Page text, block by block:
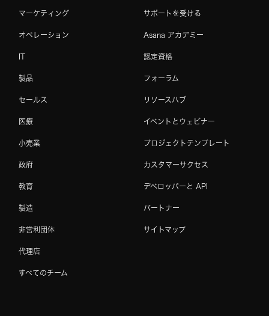
マーケティング
オペレーション
製品
セールス
医療
小売業
政府
教育
製造
非営利団体
代理店
すべてのチーム
サポートを受ける
Asana アカデミー
認定資格
フォーラム
リソースハブ
イベントとウェビナー
プロジェクトテンプレート
カスタマーサクセス
デベロッパーと API
パートナー
サイトマップ